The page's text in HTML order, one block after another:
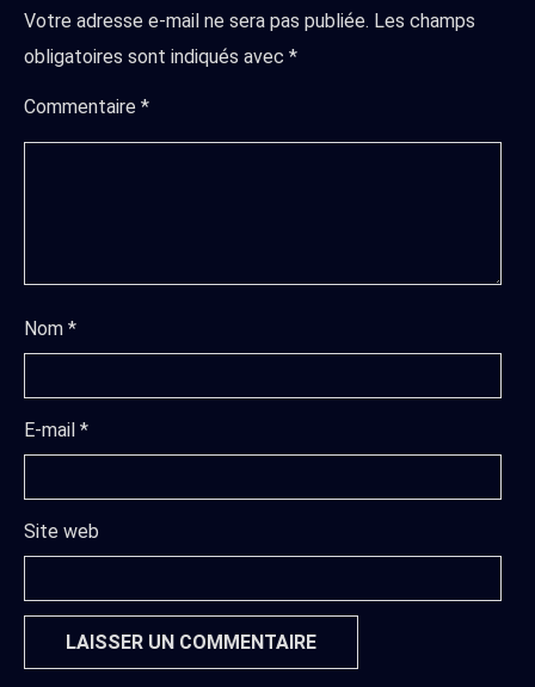
Votre adresse e-mail ne sera pas publiée. Les champs
obligatoires sont indiqués avec *
Commentaire *
Nom *
E-mail *
Site web